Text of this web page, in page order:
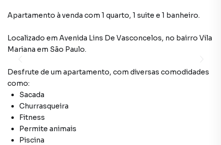
Apartamento à venda com 1 quarto, 1 suite e 1 banheiro.
Localizado em Avenida Lins De Vasconcelos, no bairro Vila
Mariana em São Paulo.
Desfrute de um apartamento, com diversas comodidades
como:
Sacada
Churrasqueira
Fitness
Permite animais
Piscina